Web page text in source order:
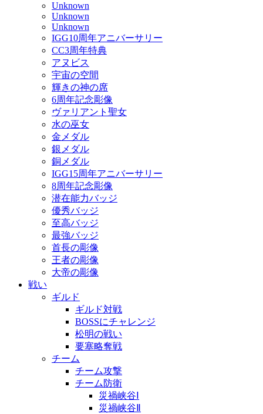
Unknown
Unknown
Unknown
IGG10周年アニバーサリー
CC3周年特典
アヌビス
宇宙の空間
輝きの神の席
6周年記念彫像
ヴァリアント聖女
水の巫女
金メダル
銀メダル
銅メダル
IGG15周年アニバーサリー
8周年記念彫像
潜在能力バッジ
優秀バッジ
至高バッジ
最強バッジ
首長の彫像
王者の彫像
大帝の彫像
戦い
ギルド
ギルド対戦
BOSSにチャレンジ
松明の戦い
要塞略奪戦
チーム
チーム攻撃
チーム防衛
災禍峡谷Ⅰ
災禍峡谷Ⅱ